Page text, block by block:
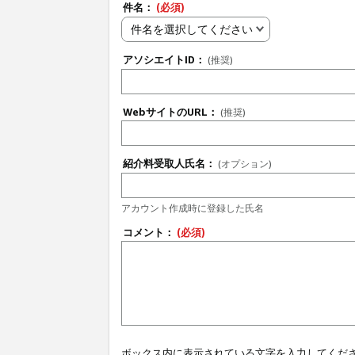
件名： (必須)
件名を選択してください
アソシエイトID： (推奨)
WebサイトのURL： (推奨)
紹介料受取人氏名： (オプション)
アカウント作成時に登録した氏名
コメント： (必須)